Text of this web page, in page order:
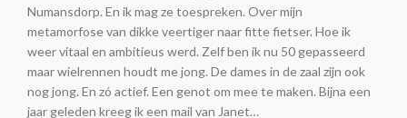
Numansdorp. En ik mag ze toespreken. Over mijn
metamorfose van dikke veertiger naar fitte fietser. Hoe ik
weer vitaal en ambitieus werd. Zelf ben ik nu 50 gepasseerd
maar wielrennen houdt me jong. De dames in de zaal zijn ook
nog jong. En zó actief. Een genot om mee te maken. Bijna een
jaar geleden kreeg ik een mail van Janet…